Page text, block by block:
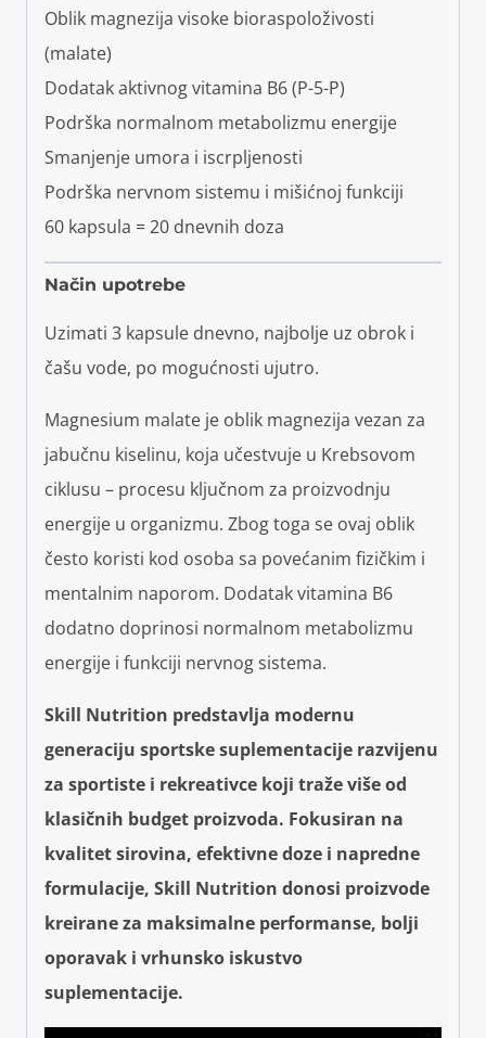
Oblik magnezija visoke bioraspoloživosti
(malate)
Dodatak aktivnog vitamina B6 (P-5-P)
Podrška normalnom metabolizmu energije
Smanjenje umora i iscrpljenosti
Podrška nervnom sistemu i mišićnoj funkciji
60 kapsula = 20 dnevnih doza
Način upotrebe
Uzimati 3 kapsule dnevno, najbolje uz obrok i
čašu vode, po mogućnosti ujutro.
Magnesium malate je oblik magnezija vezan za
jabučnu kiselinu, koja učestvuje u Krebsovom
ciklusu – procesu ključnom za proizvodnju
energije u organizmu. Zbog toga se ovaj oblik
često koristi kod osoba sa povećanim fizičkim i
mentalnim naporom. Dodatak vitamina B6
dodatno doprinosi normalnom metabolizmu
energije i funkciji nervnog sistema.
Skill Nutrition predstavlja modernu
generaciju sportske suplementacije razvijenu
za sportiste i rekreativce koji traže više od
klasičnih budget proizvoda. Fokusiran na
kvalitet sirovina, efektivne doze i napredne
formulacije, Skill Nutrition donosi proizvode
kreirane za maksimalne performanse, bolji
oporavak i vrhunsko iskustvo
suplementacije.